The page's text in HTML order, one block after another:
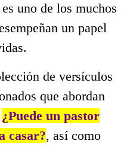
uno de los muchos
un papel
de versículos
que abordan
¿Puede un pastor
casar?, así como